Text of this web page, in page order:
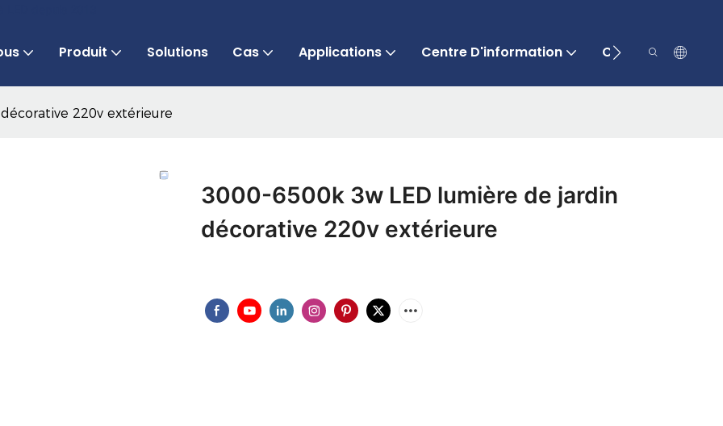
Produit Solutions Cas Applications Centre D'information Contactez-Nous
220v extérieure
3000-6500k 3w LED lumière de jardin
décorative 220v extérieure